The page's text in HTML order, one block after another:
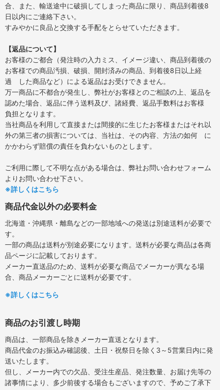
合、また、輸送途中に破損してしまった商品に限り、商品到着後8
日以内にご連絡下さい。
すみやかに良品と交換する手配をとらせていただきます。
【返品について】
お客様のご都合（発注時の入力ミス、イメージ違い、商品到着後の
お客様での商品汚損、破損、開封済みの商品、到着後8日以上経
過 した商品など）による返品はお受けできません。
万一商品に不都合が発生し、弊社がお客様とのご相談の上、返品を
認めた場合、返品に伴う送料及び、諸経費、返品手数料はお客様
負担となります。
当社商品を利用して直接または間接的に生じたお客様またはそれ以
外の第三者の損害については、当社は、その内容、方法の如何 に
かかわらず賠償の責任を負わないものとします。
ご利用に際して不明な点がある場合は、弊社お問い合わせフォーム
よりお問い合わせ下さい。
※詳しくはこちら
商品代金以外の必要料金
北海道・沖縄県・離島などの一部地域への発送は別途送料が必要で
す。
一部の商品は送料が別途必要になります。送料が必要な商品は各商
品ページに記載しております。
メーカー直送品のため、送料が必要な商品でメーカーが異なる場
合、商品メーカーごとに送料が必要です。
※詳しくはこちら
商品のお引渡し時期
商品は、一部商品を除きメーカー直送となります。
商品代金のお振込み確認後、土日・祝祭日を除く3～5営業日内に発
送いたします。
但し、メーカー内での欠品、受注生産品、発注数量、お届け先等の
諸事情により、多少前後する場合もございますので、予めご了承下